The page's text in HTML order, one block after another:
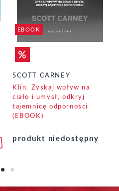
EBOOK
SCOTT CARNEY
Klin. Zyskaj wpływ na
ciało i umysł, odkryj
tajemnicę odporności
(EBOOK)
produkt niedostępny